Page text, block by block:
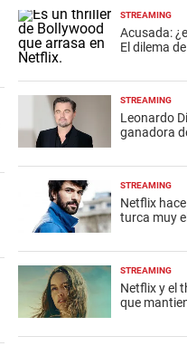
STREAMING
Acusada:
El dilema
STREAMING
Leonardo
ganadora
STREAMING
Netflix
turca muy
STREAMING
Netflix y el
que